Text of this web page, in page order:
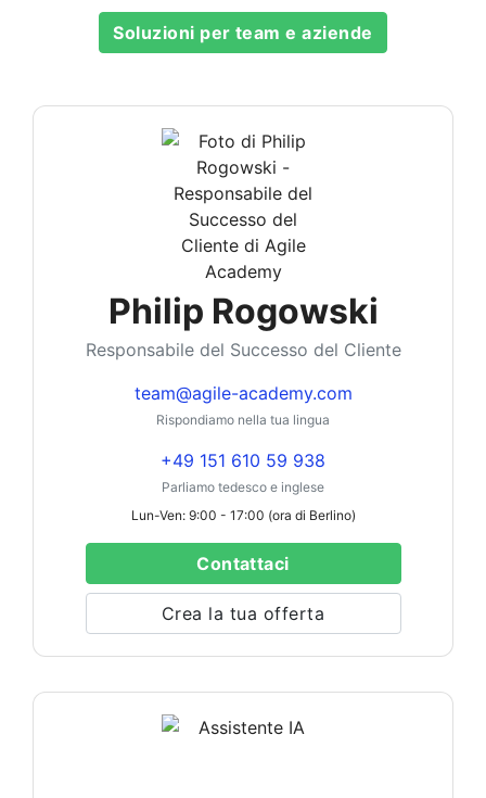
Soluzioni per team e aziende
Philip Rogowski
Responsabile del Successo del Cliente
team@agile-academy.com
Rispondiamo nella tua lingua
+49 151 610 59 938
Parliamo tedesco e inglese
Lun-Ven: 9:00 - 17:00 (ora di Berlino)
Contattaci
Crea la tua offerta